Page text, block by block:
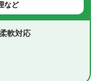
など
軟対応